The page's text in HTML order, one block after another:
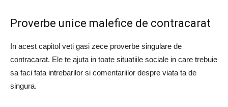
Proverbe unice malefice de contracarat
In acest capitol veti gasi zece proverbe singulare de
contracarat. Ele te ajuta in toate situatiile sociale in care trebuie
sa faci fata intrebarilor si comentariilor despre viata ta de
singura.